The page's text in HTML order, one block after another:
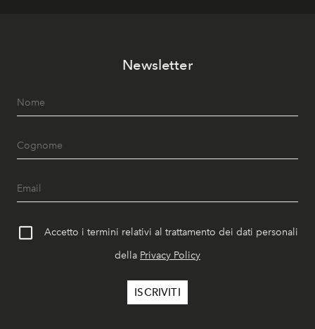
Newsletter
Accetto i termini relativi al trattamento dei dati personali
della Privacy Policy